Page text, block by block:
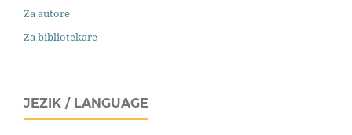
Za autore
Za bibliotekare
JEZIK / LANGUAGE